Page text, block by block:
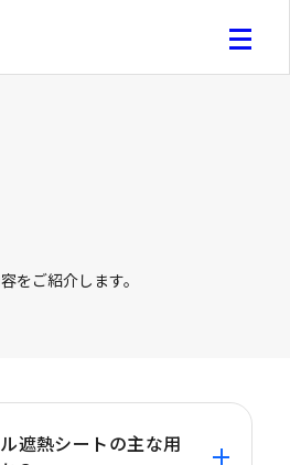
をご紹介します。
遮熱シートの主な用